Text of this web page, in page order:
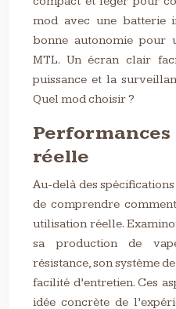
mod avec une batterie
bonne autonomie pour
MTL. Un écran clair
puissance et la
Quel mod choisir ?
réelle
Au-delà des
de comprendre
utilisation réelle.
sa production de
résistance, son système
facilité d’entretien. Ces
idée concrète de